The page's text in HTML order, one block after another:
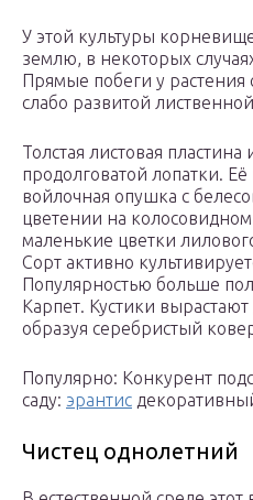
У этой культуры
землю, в некоторых
Прямые побеги у растения
слабо развитой
Толстая листовая
продолговатой лопатки.
войлочная опушка с
цветении на
маленькие цветки
Сорт активно
Популярностью больше
Карпет. Кустики
образуя серебристый
Популярно: Конкурент
саду: эрантис
Чистец однолетний